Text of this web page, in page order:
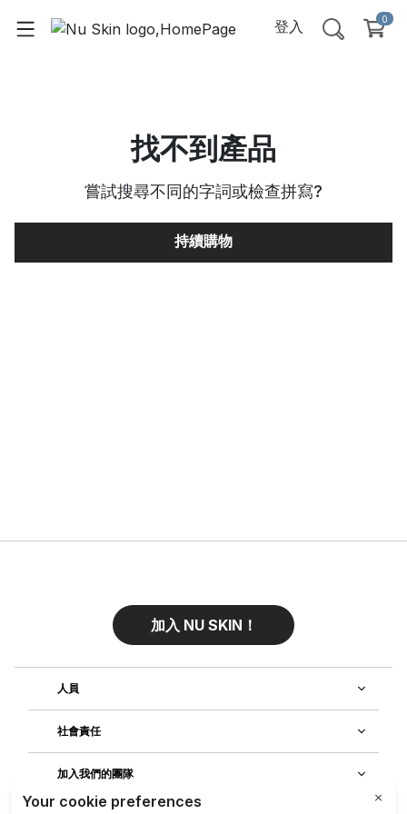
登入 0
找不到產品
嘗試搜尋不同的字詞或檢查拼寫?
持續購物
加入 NU SKIN！
人員
社會責任
加入我們的團隊